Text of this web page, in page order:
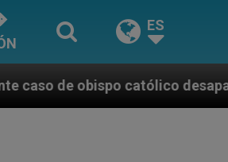
ES
desaparecido por la